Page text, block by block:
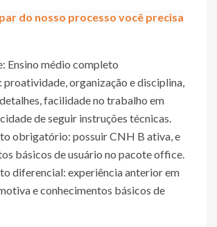
do nosso processo você precisa
Ensino médio completo
organização e disciplina,
facilidade no trabalho em
de seguir instruções técnicas.
obrigatório: possuir CNH B ativa, e
básicos de usuário no pacote office.
diferencial: experiência anterior em
e conhecimentos básicos de